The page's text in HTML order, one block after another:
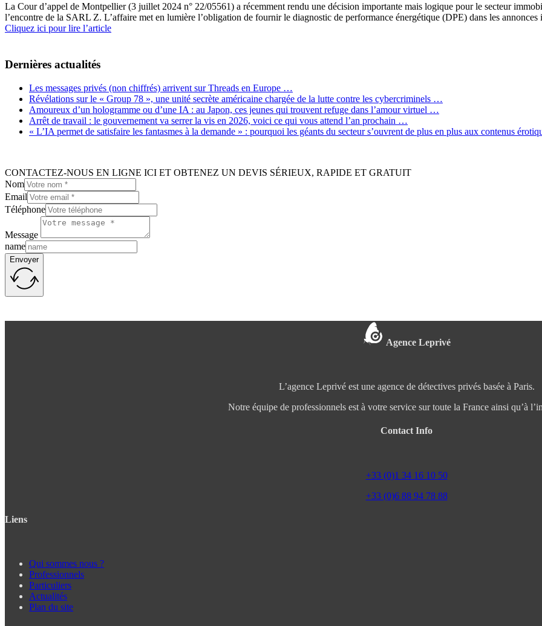
La Cour d’appel de Montpellier (3 juillet 2024 n° 22/05561) a récemment rendu une décision importante mais logique pour le secteur
l’encontre de la SARL Z. L’affaire met en lumière l’obligation de fournir le diagnostic de performance énergétique (DPE) dans les
Cliquez ici pour lire l’article
Dernières actualités
Les messages privés (non chiffrés) arrivent sur Threads en Europe …
Révélations sur le « Group 78 », une unité secrète américaine chargée de la lutte contre les cybercriminels …
Amoureux d’un hologramme ou d’une IA : au Japon, ces jeunes qui trouvent refuge dans l’amour virtuel …
Arrêt de travail : le gouvernement va serrer la vis en 2026, voici ce qui vous attend l’an prochain …
« L’IA permet de satisfaire les fantasmes à la demande » : pourquoi les géants du secteur s’ouvrent de plus en plus aux contenus
CONTACTEZ-NOUS EN LIGNE ICI ET OBTENEZ UN DEVIS SÉRIEUX, RAPIDE ET GRATUIT
Nom
Email
Téléphone
Message
name
Envoyer
Agence Leprivé
L’agence Leprivé est une agence de détectives privés basée à Paris.
Notre équipe de professionnels est à votre service sur toute la France ainsi qu’à
Contact Info
+33 (0)1 34 16 10 50
+33 (0)6 88 94 78 88
Liens
Qui sommes nous ?
Professionnels
Particuliers
Actualités
Plan du site